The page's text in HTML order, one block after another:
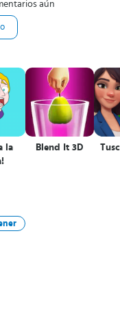
aún
la
Blend It 3D